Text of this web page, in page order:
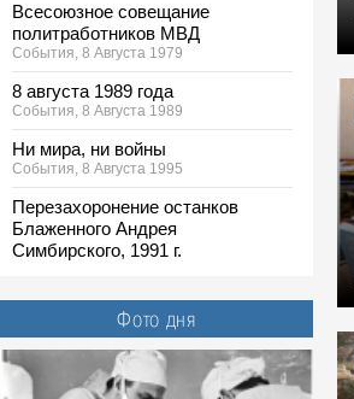
Всесоюзное совещание
политработников МВД
События, 8 Августа 1979
8 августа 1989 года
События, 8 Августа 1989
Ни мира, ни войны
События, 8 Августа 1995
Перезахоронение останков
Блаженного Андрея
Симбирского, 1991 г.
На стройке. Ульяновск, 1958 г.
Фото, 8 Августа 1958
Строится Ленинский мемориал,
конец 1960-х
Фото дня